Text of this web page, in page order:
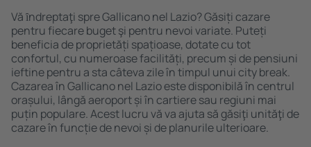
Vă ȋndreptaţi spre Gallicano nel Lazio? Găsiți cazare
pentru fiecare buget şi pentru nevoi variate. Puteți
beneficia de proprietăți spațioase, dotate cu tot
confortul, cu numeroase facilități, precum și de pensiuni
ieftine pentru a sta câteva zile în timpul unui city break.
Cazarea în Gallicano nel Lazio este disponibilă în centrul
orașului, lângă aeroport și în cartiere sau regiuni mai
puțin populare. Acest lucru vă va ajuta să găsiţi unităţi de
cazare în funcție de nevoi și de planurile ulterioare.